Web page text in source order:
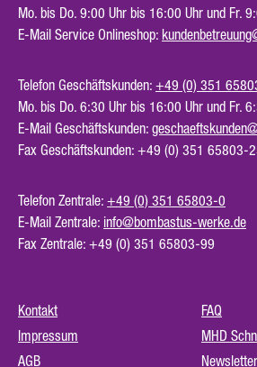
Mo. bis Do. 9:00 Uhr bis 16:00 Uhr und Fr.
E-Mail Service Onlineshop:
Telefon Geschäftskunden: +49 (0) 351
Mo. bis Do. 6:30 Uhr bis 16:00 Uhr und Fr.
E-Mail Geschäftskunden:
Fax Geschäftskunden: +49 (0) 351 65803-
Telefon Zentrale: +49 (0) 351 65803-0
E-Mail Zentrale: info@bombastus-werke.de
Fax Zentrale: +49 (0) 351 65803-99
Kontakt
Impressum
AGB
FAQ
MHD
Newsletter